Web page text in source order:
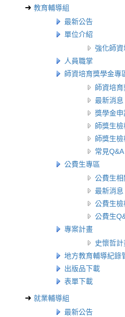
教育輔導組
最新公告
單位介紹
強化師
人員職掌
師資培育獎學金專
師資培
最新消息
獎學金申
師獎生
師獎生
常見Q&A
公費生專區
公費生相
最新消息
公費生
公費生
專案計畫
史懷哲計
地方教育輔導紀錄
出版品下載
表單下載
就業輔導組
最新公告